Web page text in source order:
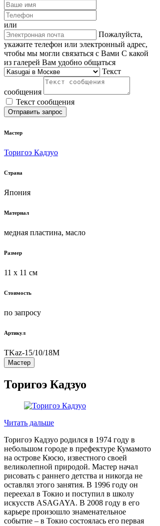
или
Пожалуйста,
укажите телефон или электронный адрес,
чтобы мы могли связаться с Вами С какой
из галерей Вам удобно общаться
Текст
сообщения
Текст сообщения
Отправить запрос
Мастер
Торигоэ Кадзуо
Страна
Япония
Материал
медная пластина, масло
Размер
11 x 11 см
Стоимость
по запросу
Артикул
TKaz-15/10/18M
Мастер
Торигоэ Кадзуо
Читать дальше
Торигоэ Кадзуо родился в 1974 году в
небольшом городе в префектуре Кумамото
на острове Кюсю, известного своей
великолепной природой. Мастер начал
рисовать с раннего детства и никогда не
оставлял этого занятия. В 1996 году он
переехал в Токио и поступил в школу
искусств ASAGAYA. В 2008 году в его
карьере произошло знаменательное
событие – в Токио состоялась его первая